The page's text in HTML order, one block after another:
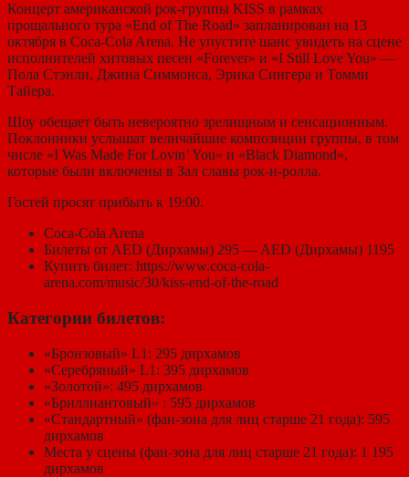
Концерт американской рок-группы KISS в рамках
прощального тура «End of The Road» запланирован на 13
октября в Coca-Cola Arena. Не упустите шанс увидеть на сцене
исполнителей хитовых песен «Forever» и «I Still Love You» —
Пола Стэнли, Джина Симмонса, Эрика Сингера и Томми
Тайера.
Шоу обещает быть невероятно зрелищным и сенсационным.
Поклонники услышат величайшие композиции группы, в том
числе «I Was Made For Lovin’ You» и «Black Diamond»,
которые были включены в Зал славы рок-н-ролла.
Гостей просят прибыть к 19:00.
Coca-Cola Arena
Билеты от AED (Дирхамы) 295 — AED (Дирхамы) 1195
Купить билет: https://www.coca-cola-
arena.com/music/30/kiss-end-of-the-road
Категории билетов:
«Бронзовый» L1: 295 дирхамов
«Серебряный» L1: 395 дирхамов
«Золотой»: 495 дирхамов
«Бриллиантовый» : 595 дирхамов
«Стандартный» (фан-зона для лиц старше 21 года): 595
дирхамов
Места у сцены (фан-зона для лиц старше 21 года): 1 195
дирхамов